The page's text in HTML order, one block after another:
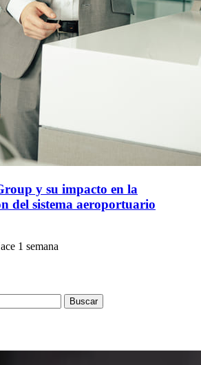
y su impacto en la
del sistema aeroportuario
1 semana